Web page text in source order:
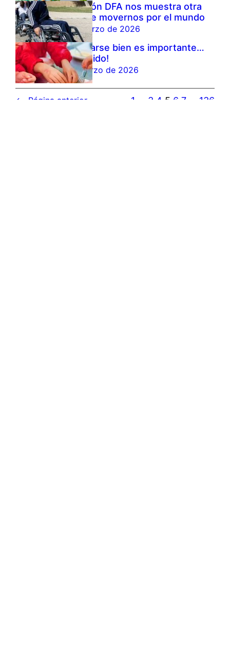
Fundación DFA nos muestra otra
forma de movernos por el mundo
13 de marzo de 2026
Alimentarse bien es importante…
¡y divertido!
11 de marzo de 2026
← Página anterior 1 3 4 5 6 7 136